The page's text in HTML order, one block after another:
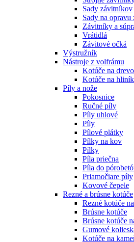
Sady závitníkov
Sady na opravu
Závitníky a
Vrátidlá
Závitové očká
Výstružník
Nástroje z volfrámu
Kotúče na drevo
Kotúče na hliník
Píly a nože
Pokosnice
Ručné píly
Píly uhlové
Píly
Pílové plátky
Pílky na kov
Pílky
Píla priečna
Píla do
Priamočiare píly
Kovové čepele
Rezné a brúsne kotúče
Rezné kotúče
Brúsne kotúče
Brúsne kotúče
Gumové
Kotúče na